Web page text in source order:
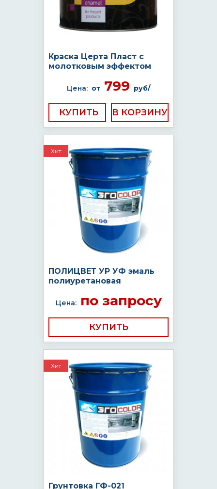
Краска Церта Пласт с
молотковым эффектом
Цена: от 799 руб/
КУПИТЬ
Хит
ПОЛИЦВЕТ УР УФ эмаль
полиуретановая
Цена:по запросу
КУПИТЬ
Хит
Грунтовка ГФ-021